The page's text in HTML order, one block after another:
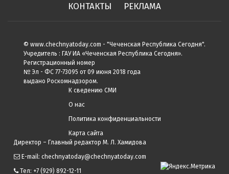
КОНТАКТЫ
РЕКЛАМА
© www.chechnyatoday.com - "Чеченcкая Республика Сегодня".
Учредитель : ГАУ ИА «Чеченская Республика Сегодня».
Регистрационный номер
№ Эл - ФС 77-73095 от 09 июня 2018 года
выдано Роскомнадзором.
К сведению СМИ
О нас
Политика конфиденциальности
Карта сайта
Директор – Главный редактор М. Л. Хамидова
E-mail: chechnyatoday@chechnyatoday.com
Тел: +7 (929) 892-12-11